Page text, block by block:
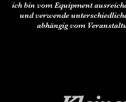
ich bin vom Equipment
und verwende
abhängig vom